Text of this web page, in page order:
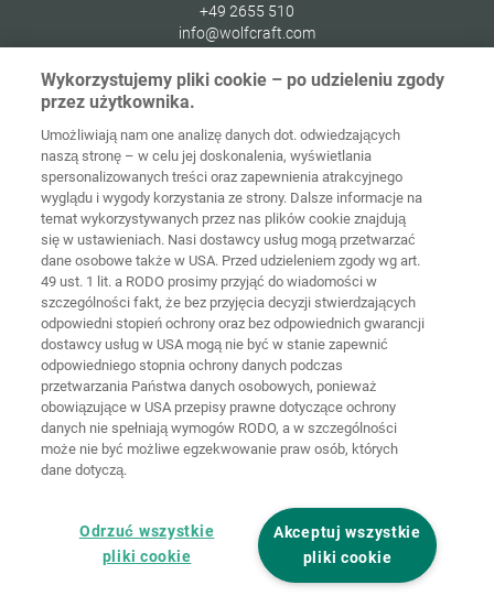
+49 2655 510
info@wolfcraft.com
56746Kempenich
Strona
główna Kontakt Nota prawna
Ochrona
danych
Ogólne
warunki
handlowe
Polityka
cookie Logowanie
Deklaracja
dostępności
Ustawienia cookie
Wykorzystujemy pliki cookie – po udzieleniu zgody
przez użytkownika.
Umożliwiają nam one analizę danych dot. odwiedzających
naszą stronę – w celu jej doskonalenia, wyświetlania
spersonalizowanych treści oraz zapewnienia atrakcyjnego
wyglądu i wygody korzystania ze strony. Dalsze informacje na
temat wykorzystywanych przez nas plików cookie znajdują
się w ustawieniach. Nasi dostawcy usług mogą przetwarzać
dane osobowe także w USA. Przed udzieleniem zgody wg art.
49 ust. 1 lit. a RODO prosimy przyjąć do wiadomości w
szczególności fakt, że bez przyjęcia decyzji stwierdzających
odpowiedni stopień ochrony oraz bez odpowiednich gwarancji
dostawcy usług w USA mogą nie być w stanie zapewnić
odpowiedniego stopnia ochrony danych podczas
przetwarzania Państwa danych osobowych, ponieważ
obowiązujące w USA przepisy prawne dotyczące ochrony
danych nie spełniają wymogów RODO, a w szczególności
może nie być możliwe egzekwowanie praw osób, których
dane dotyczą.
Akceptuj wszystkie
pliki cookie
Odrzuć wszystkie
pliki cookie